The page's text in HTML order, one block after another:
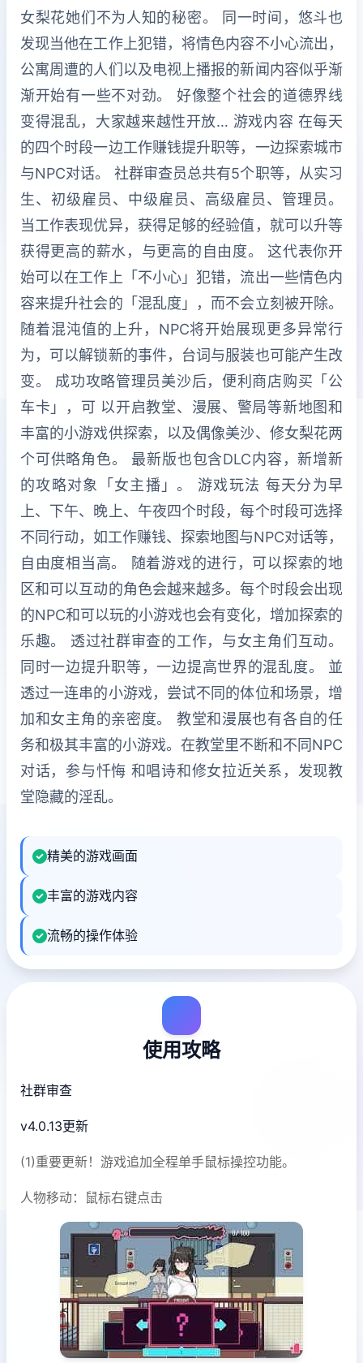
女梨花她们不为人知的秘密。 同一时间，悠斗也
发现当他在工作上犯错，将情色内容不小心流出，
公寓周遭的人们以及电视上播报的新闻内容似乎渐
渐开始有一些不对劲。 好像整个社会的道德界线
变得混乱，大家越来越性开放… 游戏内容 在每天
的四个时段一边工作赚钱提升职等，一边探索城市
与NPC对话。 社群审查员总共有5个职等，从实习
生、初级雇员、中级雇员、高级雇员、管理员。
当工作表现优异，获得足够的经验值，就可以升等
获得更高的薪水，与更高的自由度。 这代表你开
始可以在工作上「不小心」犯错，流出一些情色内
容来提升社会的「混乱度」，而不会立刻被开除。
随着混沌值的上升，NPC将开始展现更多异常行
为，可以解锁新的事件，台词与服装也可能产生改
变。 成功攻略管理员美沙后，便利商店购买「公
车卡」，可 以开启教堂、漫展、警局等新地图和
丰富的小游戏供探索，以及偶像美沙、修女梨花两
个可供略角色。 最新版也包含DLC内容，新增新
的攻略对象「女主播」。 游戏玩法 每天分为早
上、下午、晚上、午夜四个时段，每个时段可选择
不同行动，如工作赚钱、探索地图与NPC对话等，
自由度相当高。 随着游戏的进行，可以探索的地
区和可以互动的角色会越来越多。每个时段会出现
的NPC和可以玩的小游戏也会有变化，增加探索的
乐趣。 透过社群审查的工作，与女主角们互动。
同时一边提升职等，一边提高世界的混乱度。 並
透过一连串的小游戏，尝试不同的体位和场景，增
加和女主角的亲密度。 教堂和漫展也有各自的任
务和极其丰富的小游戏。在教堂里不断和不同NPC
对话，参与忏悔 和唱诗和修女拉近关系，发现教
堂隐藏的淫乱。
精美的游戏画面
丰富的游戏内容
流畅的操作体验
使用攻略
社群审查
v4.0.13更新
(1)重要更新！游戏追加全程单手鼠标操控功能。
人物移动：鼠标右键点击